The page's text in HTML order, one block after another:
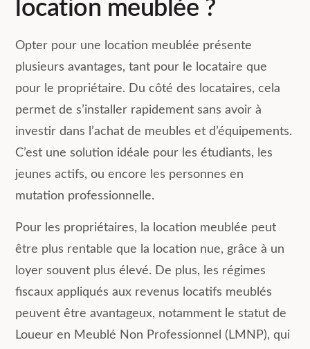
location meublée ?
Opter pour une location meublée présente
plusieurs avantages, tant pour le locataire que
pour le propriétaire. Du côté des locataires, cela
permet de s’installer rapidement sans avoir à
investir dans l’achat de meubles et d’équipements.
C’est une solution idéale pour les étudiants, les
jeunes actifs, ou encore les personnes en
mutation professionnelle.
Pour les propriétaires, la location meublée peut
être plus rentable que la location nue, grâce à un
loyer souvent plus élevé. De plus, les régimes
fiscaux appliqués aux revenus locatifs meublés
peuvent être avantageux, notamment le statut de
Loueur en Meublé Non Professionnel (LMNP), qui